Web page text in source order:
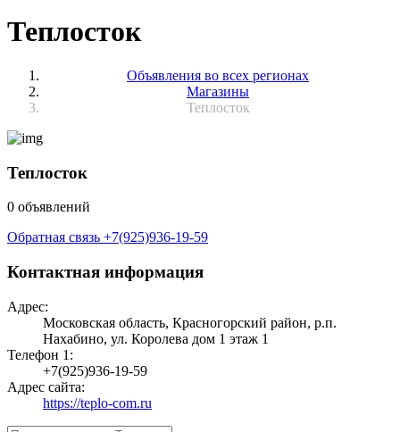
Теплосток
Объявления во всех регионах
Магазины
Теплосток
Теплосток
0 объявлений
Обратная связь +7(925)936-19-59
Контактная информация
Адрес:
Московская область, Красногорский район, р.п.
Нахабино, ул. Королева дом 1 этаж 1
Телефон 1:
+7(925)936-19-59
Адрес сайта:
https://teplo-com.ru